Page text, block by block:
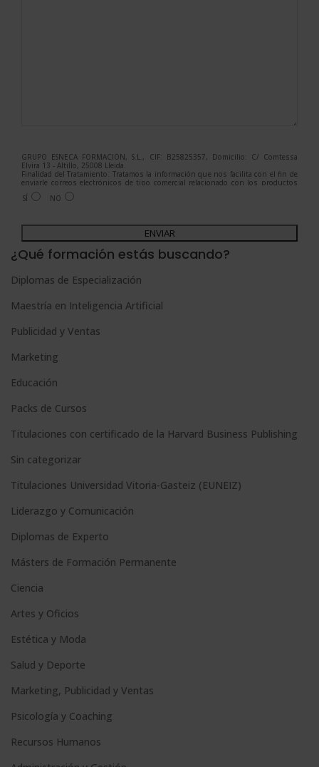
GRUPO ESNECA FORMACIÓN, S.L., CIF: B25825357, Domicilio: C/ Comtessa
Elvira 13 - Altillo, 25008 Lleida.
Finalidad del Tratamiento: Tratamos la información que nos facilita con el fin de
enviarle correos electrónicos de tipo comercial relacionado con los productos
ofrecidos y otros tipo de productos que fueran de su interés.
Legitimación del tratamiento: Consentimiento del interesado.
Para más información consulte nuestra Política de Privacidad.
Desea recibir información comercial (vía telefónica y/o email):
SÍ NO
A
l
e
r
n
i
v
e
¿Qué formación estás buscando?
Diplomas de Especialización
Maestría en Inteligencia Artificial
Publicidad y Ventas
Marketing
Educación
Packs de Cursos
Titulaciones con certificado de la Harvard Business Publishing
Sin categorizar
Titulaciones Universidad Vitoria-Gasteiz (EUNEIZ)
Liderazgo y Comunicación
Diplomas de Experto
Másters de Formación Permanente
Ciencia
Artes y Oficios
Estética y Moda
Salud y Deporte
Marketing, Publicidad y Ventas
Psicología y Coaching
Recursos Humanos